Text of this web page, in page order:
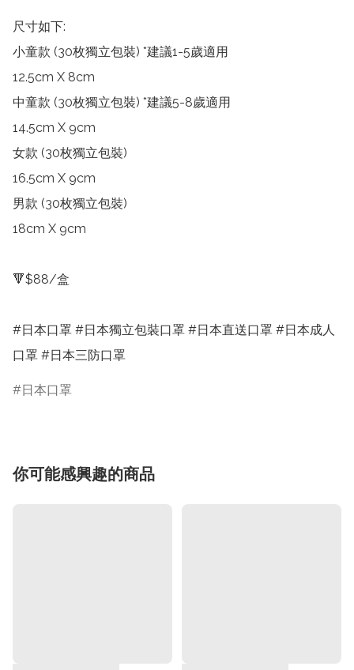
尺寸如下:
小童款 (30枚獨立包裝) *建議1-5歲適用
12.5cm X 8cm
中童款 (30枚獨立包裝) *建議5-8歲適用
14.5cm X 9cm
女款 (30枚獨立包裝)
16.5cm X 9cm
男款 (30枚獨立包裝)
18cm X 9cm
🔻$88/盒
#日本口罩 #日本獨立包裝口罩 #日本直送口罩 #日本成人
口罩 #日本三防口罩
日本口罩
你可能感興趣的商品